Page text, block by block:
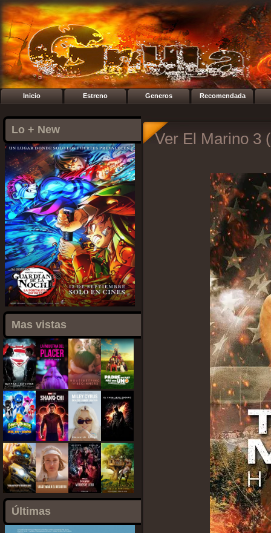
Inicio Estreno Generos Recomendada
Lo + New
Mas vistas
Últimas
Ver El Marino 3